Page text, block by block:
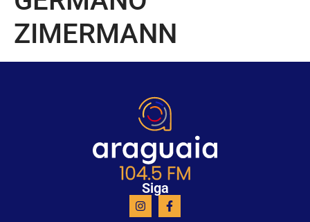
ZIMERMANN
Siga